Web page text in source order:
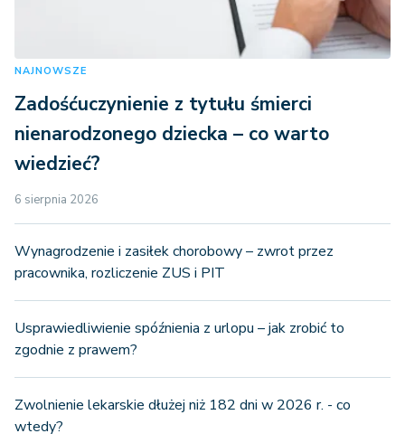
NAJNOWSZE
Zadośćuczynienie z tytułu śmierci
nienarodzonego dziecka – co warto
wiedzieć?
6 sierpnia 2026
Wynagrodzenie i zasiłek chorobowy – zwrot przez
pracownika, rozliczenie ZUS i PIT
Usprawiedliwienie spóźnienia z urlopu – jak zrobić to
zgodnie z prawem?
Zwolnienie lekarskie dłużej niż 182 dni w 2026 r. - co
wtedy?